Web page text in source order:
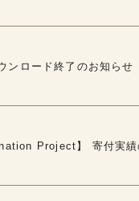
ンロード終了のお知らせ
Project】 寄付実績